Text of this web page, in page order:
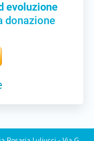
evoluzione
donazione